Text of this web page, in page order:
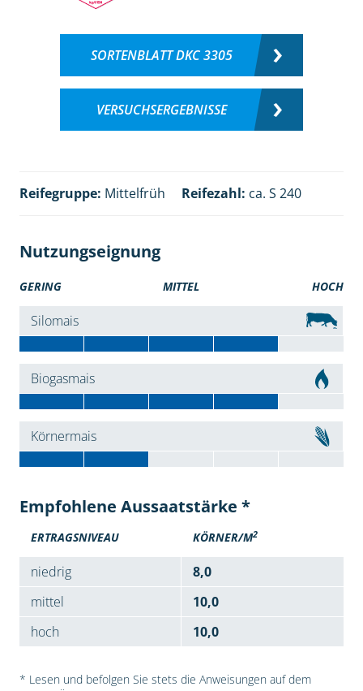
SORTENBLATT DKC 3305
VERSUCHSERGEBNISSE
Reifegruppe: Mittelfrüh Reifezahl: ca. S 240
Nutzungseignung
GERING MITTEL HOCH
Silomais
Biogasmais
Körnermais
Empfohlene Aussaatstärke *
ERTRAGSNIVEAU KÖRNER/M2
niedrig
8,0
mittel
10,0
hoch
10,0
* Lesen und befolgen Sie stets die Anweisungen auf dem